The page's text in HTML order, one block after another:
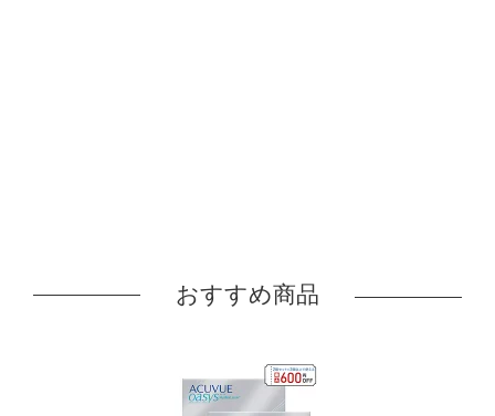
おすすめ商品